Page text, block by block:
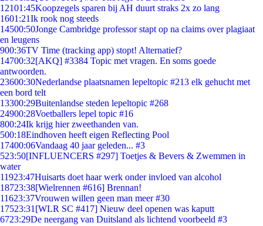
12101:45Koopzegels sparen bij AH duurt straks 2x zo lang
1601:21Ik rook nog steeds
14500:50Jonge Cambridge professor stapt op na claims over plagiaat
en leugens
900:36TV Time (tracking app) stopt! Alternatief?
14700:32[AKQ] #3384 Topic met vragen. En soms goede
antwoorden.
23600:30Nederlandse plaatsnamen lepeltopic #213 elk gehucht met
een bord telt
13300:29Buitenlandse steden lepeltopic #268
24900:28Voetballers lepel topic #16
800:24Ik krijg hier zweethanden van.
500:18Eindhoven heeft eigen Reflecting Pool
17400:06Vandaag 40 jaar geleden... #3
523:50[INFLUENCERS #297] Toetjes & Bevers & Zwemmen in
water
11923:47Huisarts doet haar werk onder invloed van alcohol
18723:38[Wielrennen #616] Brennan!
11623:37Vrouwen willen geen man meer #30
17523:31 [WLR SC #417] Nieuw deel openen was kaputt
6723:29De neergang van Duitsland als lichtend voorbeeld #3